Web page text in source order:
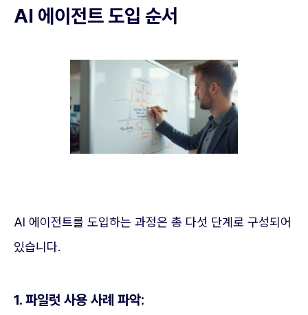
AI 에이전트 도입 순서
AI 에이전트를 도입하는 과정은 총 다섯 단계로 구성되어
있습니다.
1. 파일럿 사용 사례 파악: